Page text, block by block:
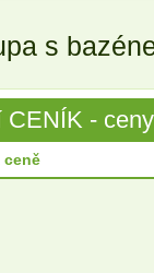
s
CENÍK -
ceně